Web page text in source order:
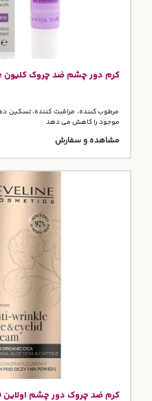
کرم دور چشم ضد چروک کلیون Anti-Age
موجود را کاهش می دهد
مشاهده و سفارش
کرم ضد چروک دور چشم اولاین ORGANIC GOLD